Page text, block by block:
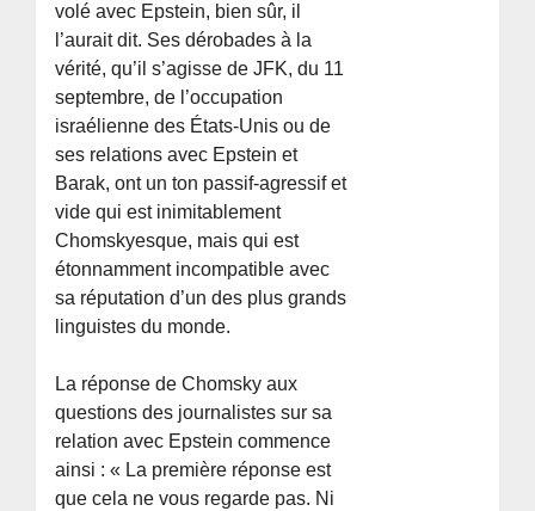
volé avec Epstein, bien sûr, il
l’aurait dit. Ses dérobades à la
vérité, qu’il s’agisse de JFK, du 11
septembre, de l’occupation
israélienne des États-Unis ou de
ses relations avec Epstein et
Barak, ont un ton passif-agressif et
vide qui est inimitablement
Chomskyesque, mais qui est
étonnamment incompatible avec
sa réputation d’un des plus grands
linguistes du monde.
La réponse de Chomsky aux
questions des journalistes sur sa
relation avec Epstein commence
ainsi : « La première réponse est
que cela ne vous regarde pas. Ni